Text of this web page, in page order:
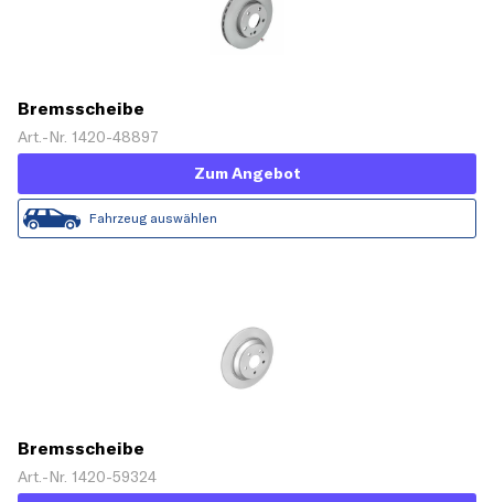
Bremsscheibe
Art.-Nr. 1420-48897
Zum Angebot
Fahrzeug auswählen
Bremsscheibe
Art.-Nr. 1420-59324